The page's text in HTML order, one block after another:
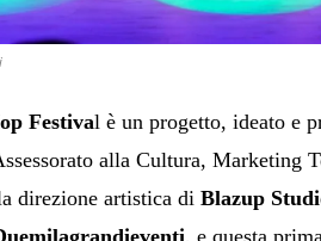
Festival è un progetto, ideato e
alla Cultura, Marketing
direzione artistica diBlazup